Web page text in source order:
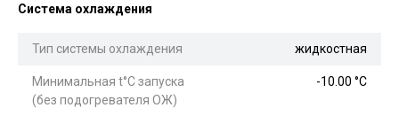
Система охлаждения
Тип системы охлаждения жидкостная
Минимальная t°С запуска
(без подогревателя ОЖ)
-10.00 °С